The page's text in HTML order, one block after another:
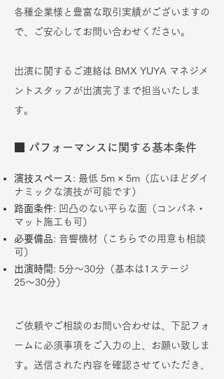
​​​各種企業様と豊富な取引実績がございますの
で、ご安心してお問い合わせください。
出演に関するご連絡は BMX YUYA マネジメ
ントスタッフが出演完了まで担当いたしま
す。
■ パフォーマンスに関する基本条件
演技スペース : 最低 5m × 5m（広いほどダイ
ナミックな演技が可能です）
路面条件: 凹凸のない平らな面（コンパネ・
マット施工も可）
必要備品: 音響機材（こちらでの用意も相談
可）
出演時間 : 5分〜30分（基本は1ステージ
25〜30分）
ご依頼やご相談のお問い合わせは、下記フォ
ームに必須事項をご入力の上、お願い致しま
す。送信された内容を確認させていただき、